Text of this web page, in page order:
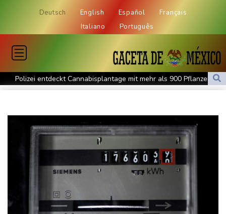
Deutsch English Español
Français
Italiano
Português
Polizei entdeckt Cannabisplantage mit mehr als 900 Pflanzen in
Kerpen - Festnahme
Sicherheitskreise vermuten russische Kampagne hinter
Falschvideo zu Merz-Rücktritt
Papst Leo XIV. will bei Frankreich-Besuch Missbrauchsopfer
Nationaler Sicherheitsrat mit Merz tagt zu Drohnenvorfall in
Leipzig